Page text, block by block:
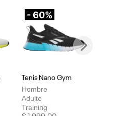
- 60%
Tenis Nano Gym
Hombre
Adulto
Training